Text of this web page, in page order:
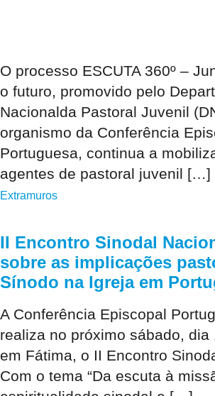
O processo ESCUTA 360º –
o futuro, promovido pelo
Nacionalda Pastoral Juvenil
organismo da Conferência
Portuguesa, continua a
agentes de pastoral juvenil […]
Extramuros
II Encontro Sinodal
sobre as implicações
Sínodo na Igreja em
A Conferência Episcopal
realiza no próximo sábado, dia
em Fátima, o II Encontro
Com o tema “Da escuta à